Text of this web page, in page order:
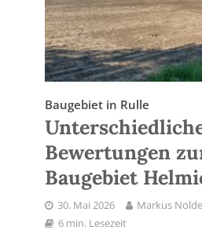
Baugebiet in Rulle
Bewertungen
Baugebiet
30. Mai 2026
Markus
6 min. Lesezeit